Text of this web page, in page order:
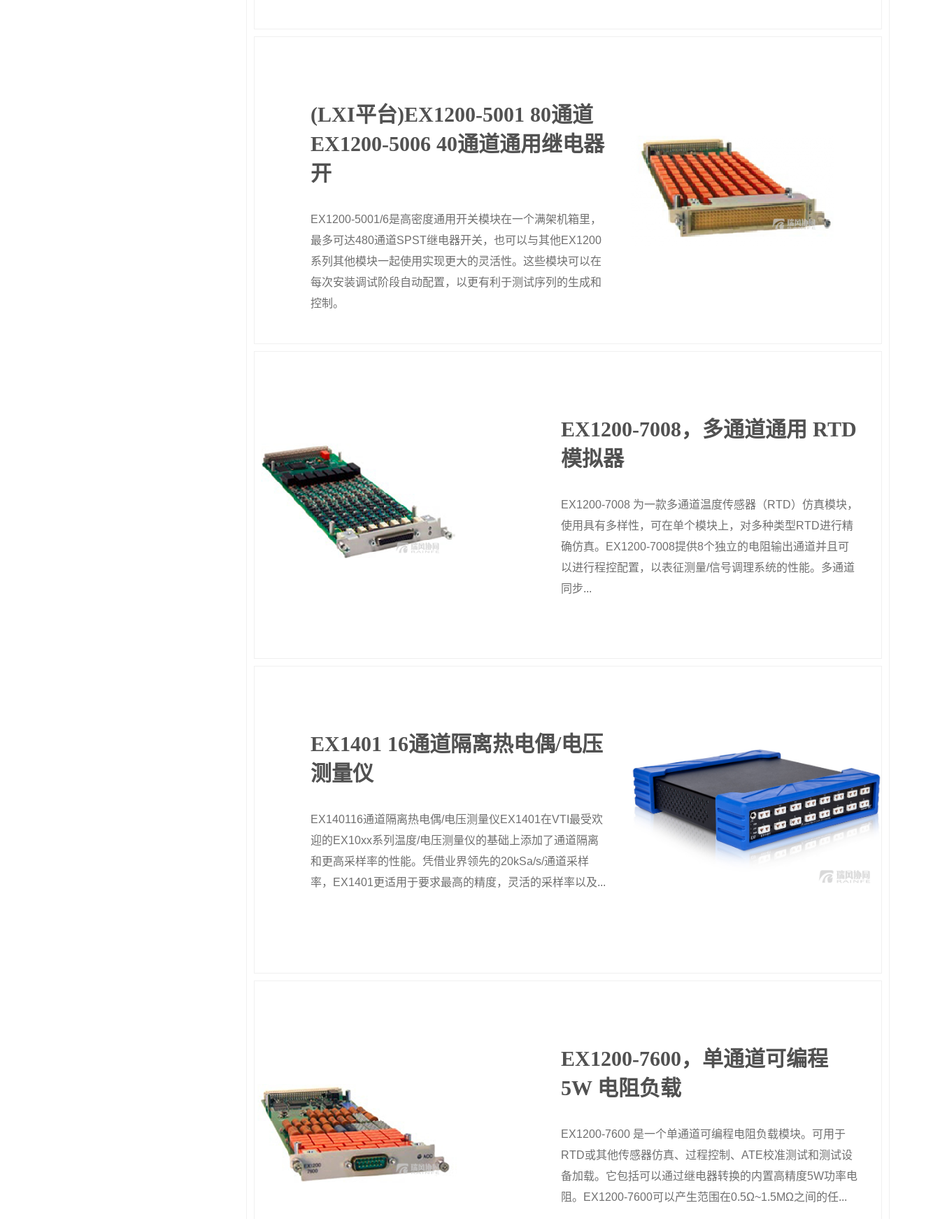
(LXI平台)EX1200-5001 80通道
EX1200-5006 40通道通用继电器
开
EX1200-5001/6是高密度通用开关模块在一个满架机箱里，
最多可达480通道SPST继电器开关，也可以与其他EX1200
系列其他模块一起使用实现更大的灵活性。这些模块可以在
每次安装调试阶段自动配置，以更有利于测试序列的生成和
控制。
EX1200-7008，多通道通用 RTD
模拟器
EX1200-7008 为一款多通道温度传感器（RTD）仿真模块，
使用具有多样性，可在单个模块上，对多种类型RTD进行精
确仿真。EX1200-7008提供8个独立的电阻输出通道并且可
以进行程控配置，以表征测量/信号调理系统的性能。多通道
同步...
EX1401 16通道隔离热电偶/电压
测量仪
EX140116通道隔离热电偶/电压测量仪EX1401在VTI最受欢
迎的EX10xx系列温度/电压测量仪的基础上添加了通道隔离
和更高采样率的性能。凭借业界领先的20kSa/s/通道采样
率，EX1401更适用于要求最高的精度，灵活的采样率以及...
EX1200-7600，单通道可编程
5W 电阻负载
EX1200-7600 是一个单通道可编程电阻负载模块。可用于
RTD或其他传感器仿真、过程控制、ATE校准测试和测试设
备加载。它包括可以通过继电器转换的内置高精度5W功率电
阻。EX1200-7600可以产生范围在0.5Ω~1.5MΩ之间的任...